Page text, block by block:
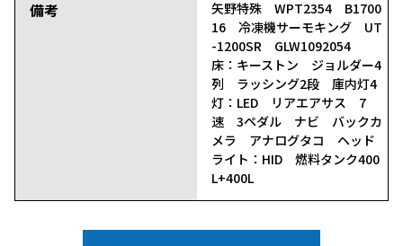
備考
矢野特殊 WPT2354 B1700
16 冷凍機サーモキング UT
-1200SR GLW1092054
床：キーストン ジョルダー4
列 ラッシング2段 庫内灯4
灯：LED リアエアサス 7
速 3ペダル ナビ バックカ
メラ アナログタコ ヘッド
ライト：HID 燃料タンク400
L+400L